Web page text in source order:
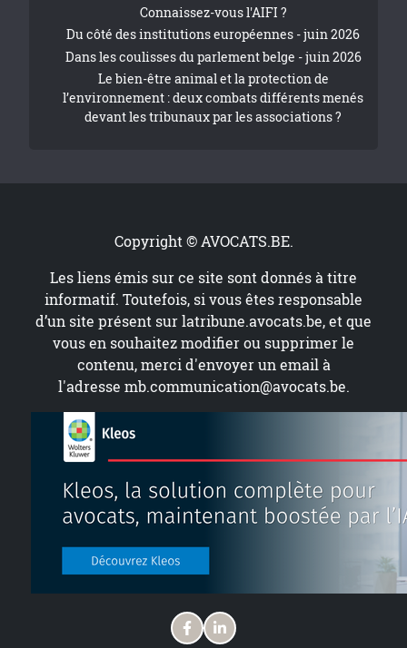
Connaissez-vous l'AIFI ?
Du côté des institutions européennes - juin 2026
Dans les coulisses du parlement belge - juin 2026
Le bien-être animal et la protection de
l’environnement : deux combats différents menés
devant les tribunaux par les associations ?
Copyright © AVOCATS.BE.
Les liens émis sur ce site sont donnés à titre
informatif. Toutefois, si vous êtes responsable
d’un site présent surlatribune.avocats.be, et que
vous en souhaitez modifier ou supprimer le
contenu, merci d'envoyer un email à
l'adresse mb.communication@avocats.be.